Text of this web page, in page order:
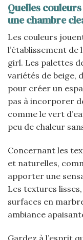
Quelles
une chambre
Les couleurs
l’établissement de
girl. Les palettes
variétés de beige,
pour créer un
pas à incorporer
comme le vert
peu de chaleur
Concernant les
et naturelles,
apporter une
Les textures
surfaces en
ambiance
Gardez à l’esprit